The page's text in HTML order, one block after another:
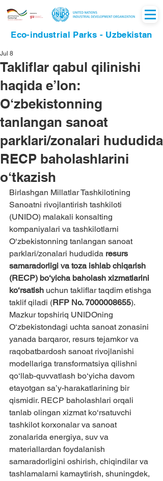
Eco-industrial Parks - Uzbekistan
Takliflar qabul qilinishi
haqida e’lon:
O‘zbekistonning
tanlangan sanoat
parklari/zonalari hududida
RECP baholashlarini
o‘tkazish
Jul 8
Birlashgan Millatlar Tashkilotining
Sanoatni rivojlantirish tashkiloti
(UNIDO) malakali konsalting
kompaniyalari va tashkilotlarni
O‘zbekistonning tanlangan sanoat
parklari/zonalari hududida resurs
samaradorligi va toza ishlab chiqarish
(RECP) bo‘yicha baholash xizmatlarini
ko‘rsatish uchun takliflar taqdim etishga
taklif qiladi (RFP No. 7000008655).
Mazkur topshiriq UNIDOning
O‘zbekistondagi uchta sanoat zonasini
yanada barqaror, resurs tejamkor va
raqobatbardosh sanoat rivojlanishi
modellariga transformatsiya qilishni
qo‘llab-quvvatlash bo‘yicha davom
etayotgan sa’y-harakatlarining bir
qismidir. RECP baholashlari orqali
tanlab olingan xizmat ko‘rsatuvchi
tashkilot korxonalar va sanoat
zonalarida energiya, suv va
materiallardan foydalanish
samaradorligini oshirish, chiqindilar va
tashlamalarni kamaytirish, shuningdek,